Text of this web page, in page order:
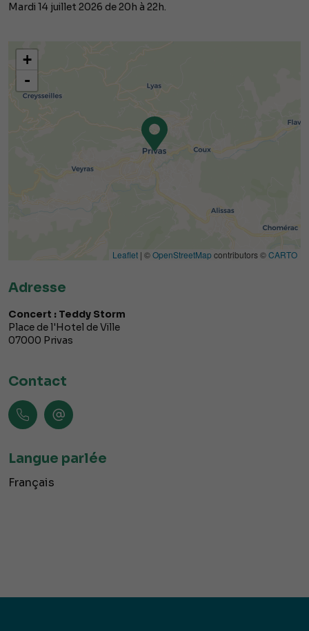
Mardi 14 juillet 2026 de 20h à 22h.
+
-
Leaflet | ©OpenStreetMap contributors ©CARTO
Adresse
Concert : Teddy Storm
Place de l'Hotel de Ville
07000 Privas
Contact
Langue parlée
Français